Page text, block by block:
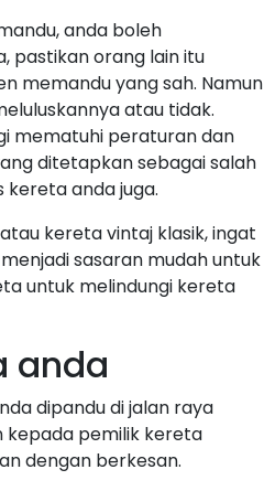
anda boleh
pastikan orang lain itu
memandu yang sah. Namun
atau tidak.
mematuhi peraturan dan
ditetapkan sebagai salah
anda juga.
kereta vintaj klasik, ingat
sasaran mudah untuk
untuk melindungi kereta
anda
dipandu di jalan raya
kepada pemilik kereta
dengan berkesan.